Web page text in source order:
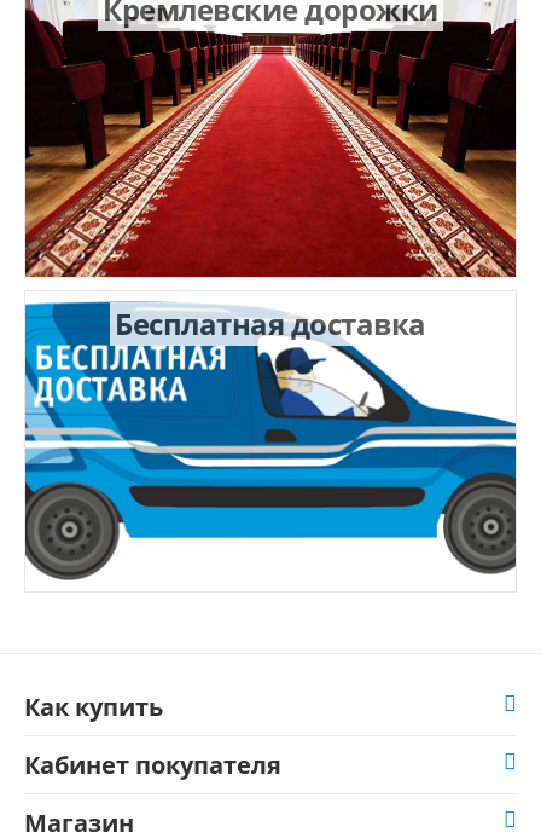
Кремлевские дорожки
Бесплатная доставка
Как купить
Кабинет покупателя
Магазин